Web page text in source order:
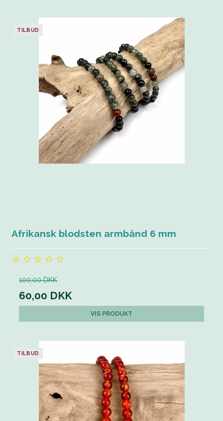
TILBUD
Afrikansk blodsten armbånd 6 mm
100,00 DKK
60,00 DKK
VIS PRODUKT
TILBUD